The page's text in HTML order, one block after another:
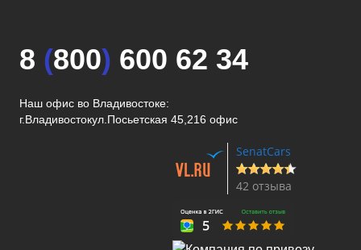
8 (800) 600 62 34
Наш офис во Владивостоке:
г.Владивостокул.Посьетская 45,216 офис
SenatCars
42 отзыва